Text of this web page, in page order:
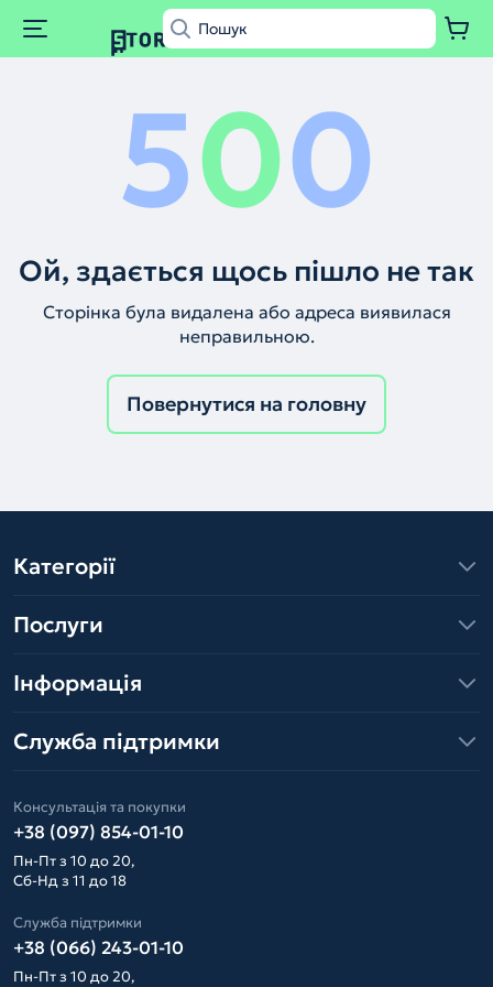
500
Ой, здається щось пішло не так
Сторінка була видалена або адреса виявилася
неправильною.
Повернутися на головну
Категорії
Послуги
Інформація
Служба підтримки
Консультація та покупки
+38 (097) 854-01-10
Пн-Пт з 10 до 20,
Сб-Нд з 11 до 18
Служба підтримки
+38 (066) 243-01-10
Пн-Пт з 10 до 20,